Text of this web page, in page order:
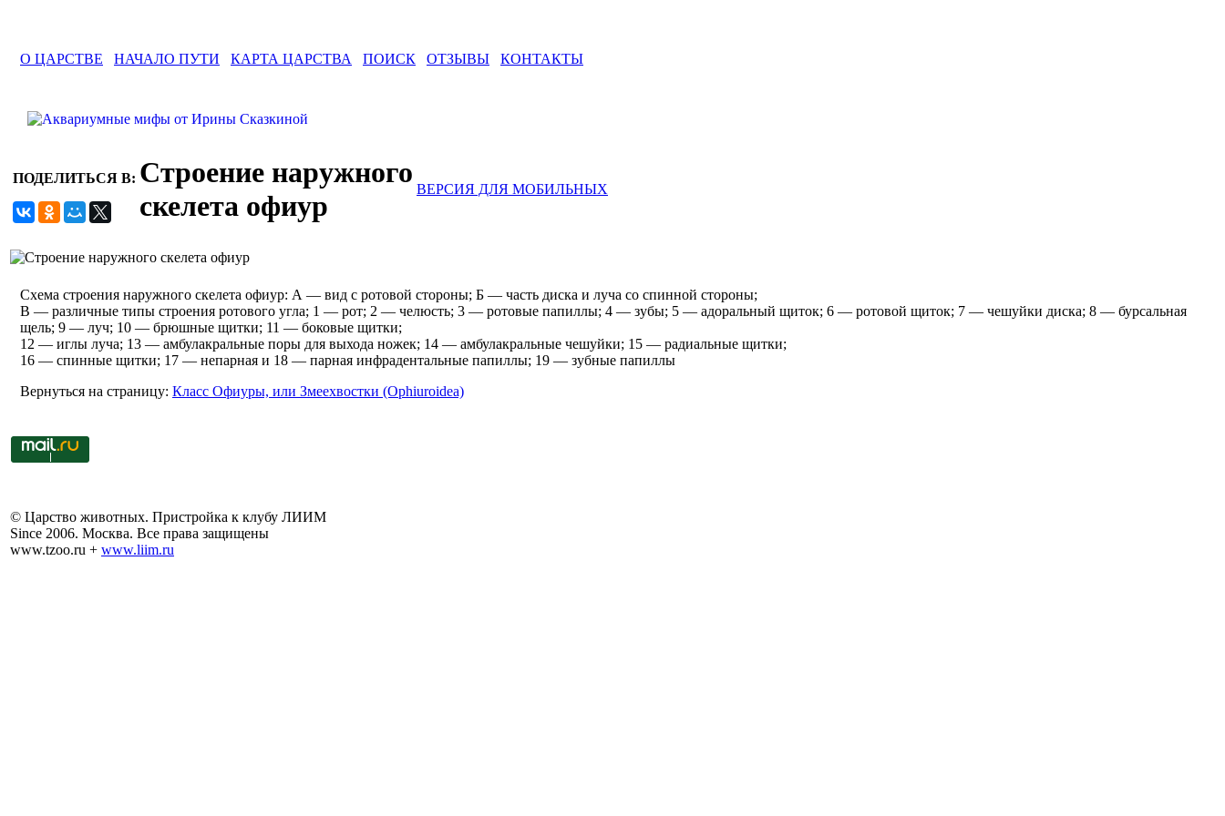
О ЦАРСТВЕ НАЧАЛО ПУТИ КАРТА ЦАРСТВА ПОИСК ОТЗЫВЫ КОНТАКТЫ
ПОДЕЛИТЬСЯ В: Строение наружного
скелета офиур
ВЕРСИЯ ДЛЯ МОБИЛЬНЫХ
Схема строения наружного скелета офиур: А — вид с ротовой стороны; Б — часть диска и луча со спинной стороны;
В — различные типы строения ротового угла; 1 — рот; 2 — челюсть; 3 — ротовые папиллы; 4 — зубы; 5 — адоральный щиток; 6 — ротовой щиток; 7 — чешуйки диска; 8 — бурсальная
щель; 9 — луч; 10 — брюшные щитки; 11 — боковые щитки;
12 — иглы луча; 13 — амбулакральные поры для выхода ножек; 14 — амбулакральные чешуйки; 15 — радиальные щитки;
16 — спинные щитки; 17 — непарная и 18 — парная инфрадентальные папиллы; 19 — зубные папиллы
Вернуться на страницу: Класс Офиуры, или Змеехвостки (Ophiuroidea)
© Царство животных. Пристройка к клубу ЛИИМ
Since 2006. Москва. Все права защищены
www.tzoo.ru + www.liim.ru